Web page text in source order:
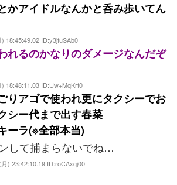
かアイドルなんかと呑み歩いてん
18:45:49.02 ID:y3jfuSAb0
れるのかなりのダメージなんだぞ
18:48:11.03 ID:Uw+MqKrf0
りアゴで使われ更にタクシーでお
シー代まで出す春菜
ーラ(※全部本当)
して捕まらないでね…
) 23:42:10.19 ID:roCAxqj00